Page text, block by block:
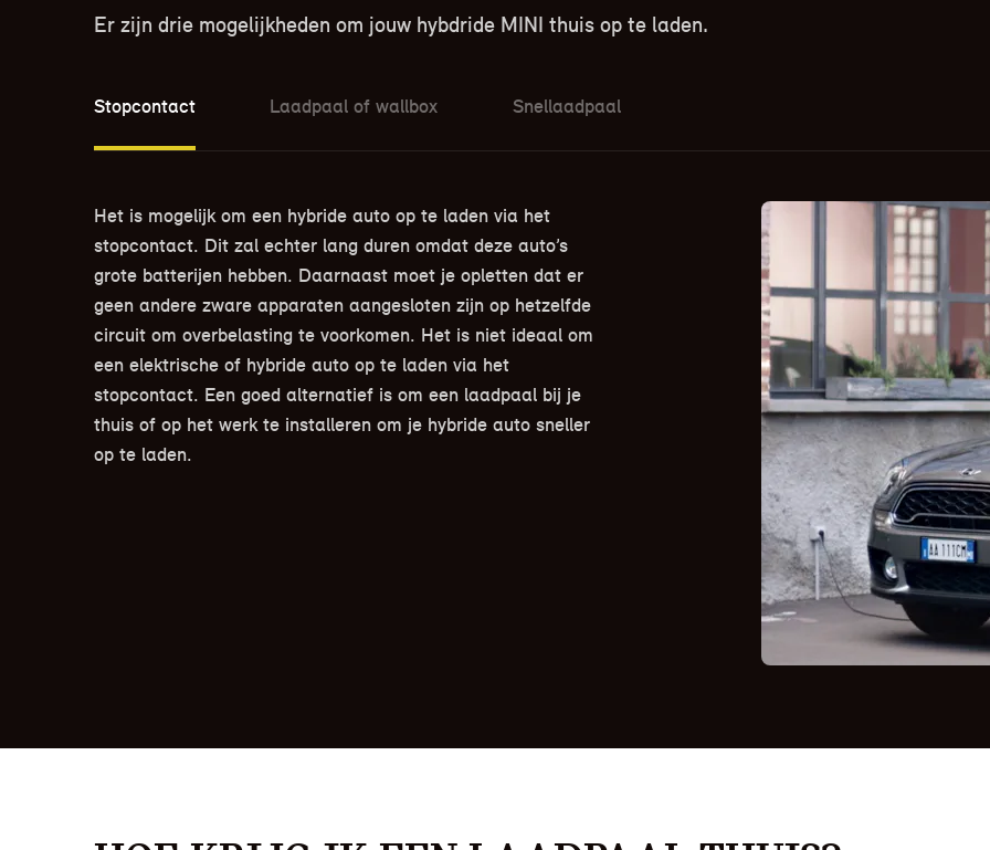
Er zijn drie mogelijkheden om jouw hybdride MINI thuis op te laden.
Stopcontact Laadpaal of wallbox Snellaadpaal
Het is mogelijk om een hybride auto op te laden via het
stopcontact. Dit zal echter lang duren omdat deze auto’s
grote batterijen hebben. Daarnaast moet je opletten dat er
geen andere zware apparaten aangesloten zijn op hetzelfde
circuit om overbelasting te voorkomen. Het is niet ideaal om
een elektrische of hybride auto op te laden via het
stopcontact. Een goed alternatief is om een laadpaal bij je
thuis of op het werk te installeren om je hybride auto sneller
op te laden.